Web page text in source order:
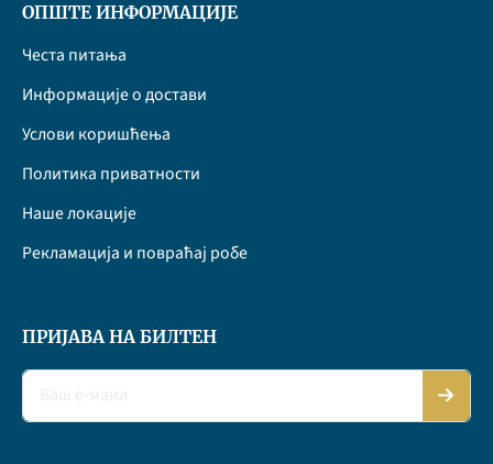
ОПШТЕ ИНФОРМАЦИЈЕ
Честа питања
Информације о достави
Услови коришћења
Политика приватности
Наше локације
Рекламација и повраћај робе
ПРИЈАВА НА БИЛТЕН